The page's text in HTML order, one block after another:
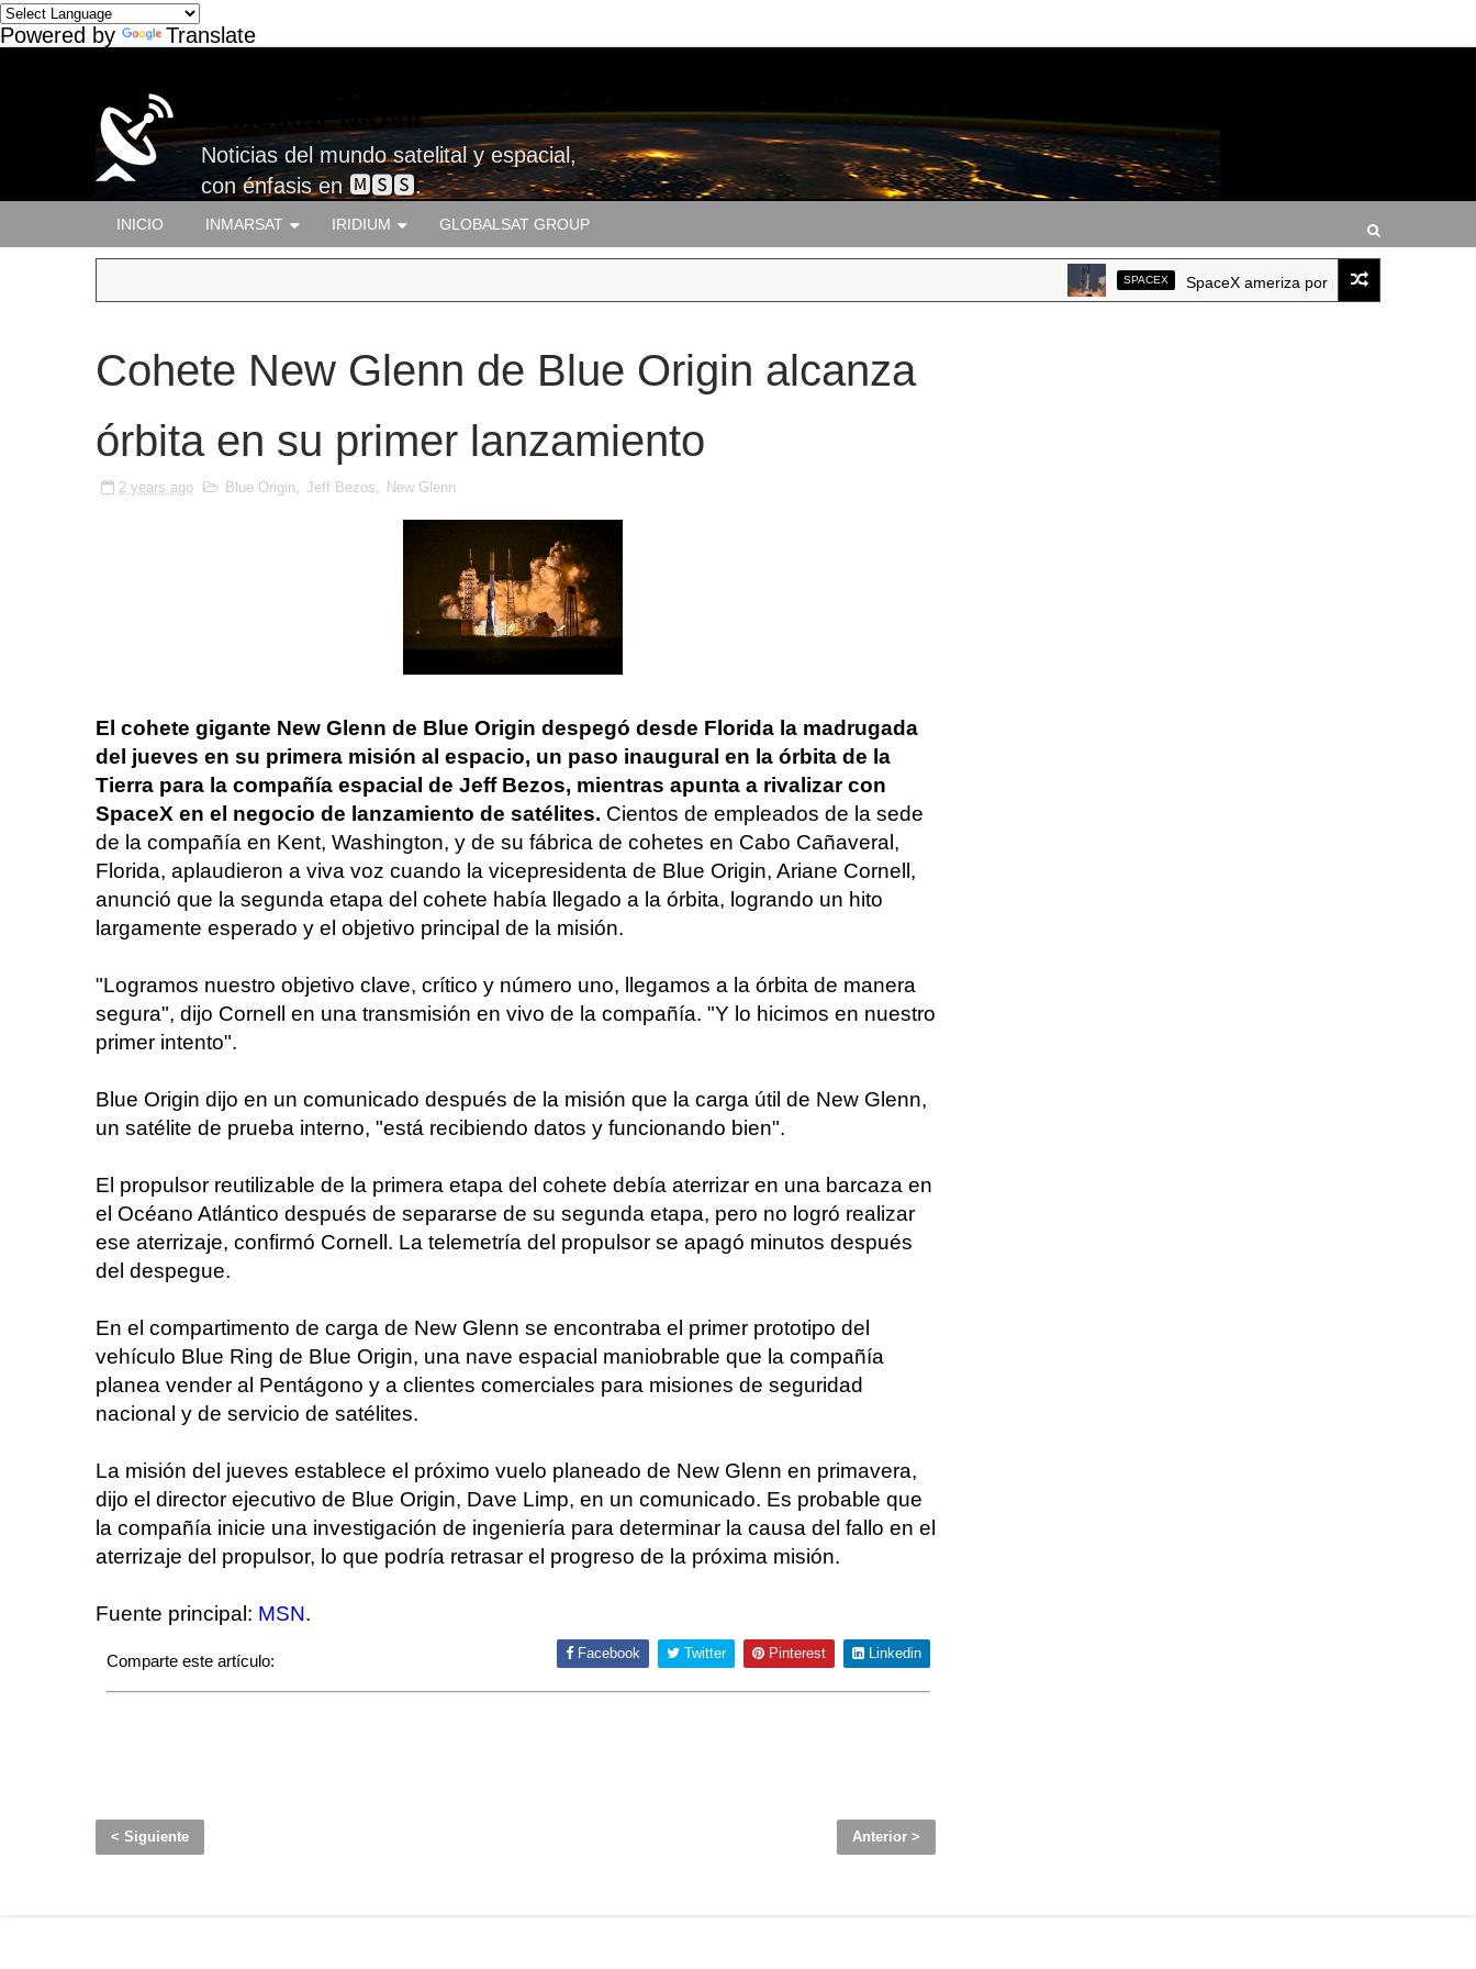
Powered by Translate
Satelital-Móvil
Noticias del mundo satelital y espacial,
con énfasis en 🅼🆂🆂.
INICIO INMARSAT IRIDIUM GLOBALSAT GROUP
SPACEX SpaceX ameriza por primera vez un
Cohete New Glenn de Blue Origin alcanza
órbita en su primer lanzamiento
2 years ago Blue Origin, Jeff Bezos, New Glenn
El cohete gigante New Glenn de Blue Origin despegó desde Florida la madrugada
del jueves en su primera misión al espacio, un paso inaugural en la órbita de la
Tierra para la compañía espacial de Jeff Bezos, mientras apunta a rivalizar con
SpaceX en el negocio de lanzamiento de satélites. Cientos de empleados de la sede
de la compañía en Kent, Washington, y de su fábrica de cohetes en Cabo Cañaveral,
Florida, aplaudieron a viva voz cuando la vicepresidenta de Blue Origin, Ariane Cornell,
anunció que la segunda etapa del cohete había llegado a la órbita, logrando un hito
largamente esperado y el objetivo principal de la misión.
"Logramos nuestro objetivo clave, crítico y número uno, llegamos a la órbita de manera
segura", dijo Cornell en una transmisión en vivo de la compañía. "Y lo hicimos en nuestro
primer intento".
Blue Origin dijo en un comunicado después de la misión que la carga útil de New Glenn,
un satélite de prueba interno, "está recibiendo datos y funcionando bien".
El propulsor reutilizable de la primera etapa del cohete debía aterrizar en una barcaza en
el Océano Atlántico después de separarse de su segunda etapa, pero no logró realizar
ese aterrizaje, confirmó Cornell. La telemetría del propulsor se apagó minutos después
del despegue.
En el compartimento de carga de New Glenn se encontraba el primer prototipo del
vehículo Blue Ring de Blue Origin, una nave espacial maniobrable que la compañía
planea vender al Pentágono y a clientes comerciales para misiones de seguridad
nacional y de servicio de satélites.
La misión del jueves establece el próximo vuelo planeado de New Glenn en primavera,
dijo el director ejecutivo de Blue Origin, Dave Limp, en un comunicado. Es probable que
la compañía inicie una investigación de ingeniería para determinar la causa del fallo en el
aterrizaje del propulsor, lo que podría retrasar el progreso de la próxima misión.
Fuente principal: MSN.
Comparte este artículo: Facebook Twitter Pinterest Linkedin
< Siguiente Anterior >